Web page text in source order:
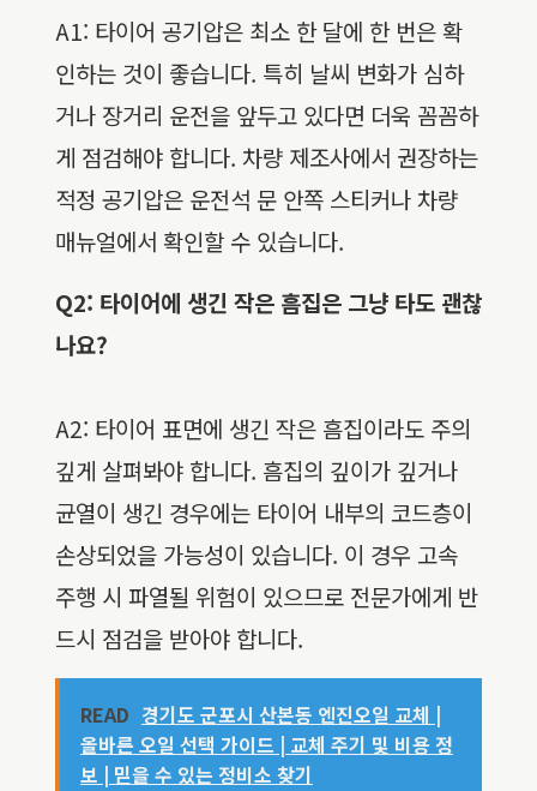
A1: 타이어 공기압은 최소 한 달에 한 번은 확
인하는 것이 좋습니다. 특히 날씨 변화가 심하
거나 장거리 운전을 앞두고 있다면 더욱 꼼꼼하
게 점검해야 합니다. 차량 제조사에서 권장하는
적정 공기압은 운전석 문 안쪽 스티커나 차량
매뉴얼에서 확인할 수 있습니다.
Q2: 타이어에 생긴 작은 흠집은 그냥 타도 괜찮
나요?
A2: 타이어 표면에 생긴 작은 흠집이라도 주의
깊게 살펴봐야 합니다. 흠집의 깊이가 깊거나
균열이 생긴 경우에는 타이어 내부의 코드층이
손상되었을 가능성이 있습니다. 이 경우 고속
주행 시 파열될 위험이 있으므로 전문가에게 반
드시 점검을 받아야 합니다.
READ 경기도 군포시 산본동 엔진오일 교체 |
올바른 오일 선택 가이드 | 교체 주기 및 비용 정
보 | 믿을 수 있는 정비소 찾기